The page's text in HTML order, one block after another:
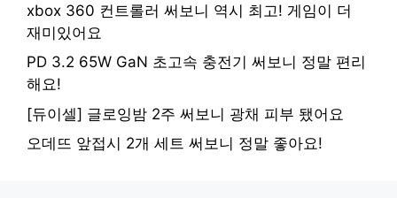
xbox 360 컨트롤러 써보니 역시 최고! 게임이 더
재미있어요
PD 3.2 65W GaN 초고속 충전기 써보니 정말 편리
해요!
[듀이셀] 글로잉밤 2주 써보니 광채 피부 됐어요
오데뜨 앞접시 2개 세트 써보니 정말 좋아요!